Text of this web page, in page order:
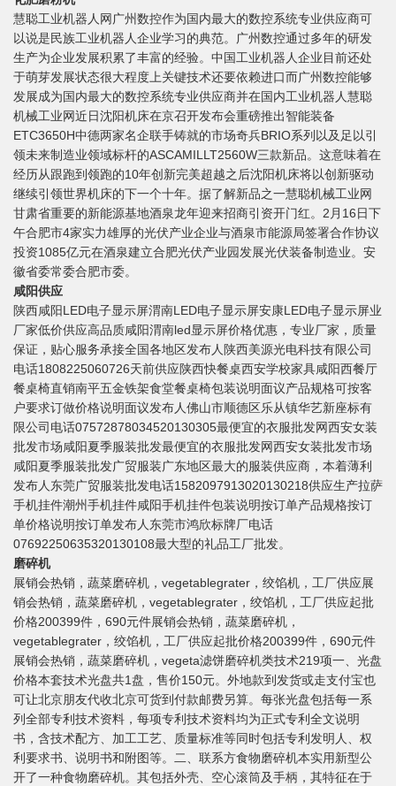
慧聪工业机器人网广州数控作为国内最大的数控系统专业供应商可
以说是民族工业机器人企业学习的典范。广州数控通过多年的研发
生产为企业发展积累了丰富的经验。中国工业机器人企业目前还处
于萌芽发展状态很大程度上关键技术还要依赖进口而广州数控能够
发展成为国内最大的数控系统专业供应商并在国内工业机器人慧聪
机械工业网近日沈阳机床在京召开发布会重磅推出智能装备
ETC3650H中德两家名企联手铸就的市场奇兵BRIO系列以及足以引
领未来制造业领域标杆的ASCAMILLT2560W三款新品。这意味着在
经历从跟跑到领跑的10年创新完美超越之后沈阳机床将以创新驱动
继续引领世界机床的下一个十年。据了解新品之一慧聪机械工业网
甘肃省重要的新能源基地酒泉龙年迎来招商引资开门红。2月16日下
午合肥市4家实力雄厚的光伏产业企业与酒泉市能源局签署合作协议
投资1085亿元在酒泉建立合肥光伏产业园发展光伏装备制造业。安
徽省委常委合肥市委。
咸阳供应
陕西咸阳LED电子显示屏渭南LED电子显示屏安康LED电子显示屏业
厂家低价供应高品质咸阳渭南led显示屏价格优惠，专业厂家，质量
保证，贴心服务承接全国各地区发布人陕西美源光电科技有限公司
电话1808225060726天前供应陕西快餐桌西安学校家具咸阳西餐厅
餐桌椅直销南平五金铁架食堂餐桌椅包装说明面议产品规格可按客
户要求订做价格说明面议发布人佛山市顺德区乐从镇华艺新座标有
限公司电话07572878034520130305最便宜的衣服批发网西安女装
批发市场咸阳夏季服装批发最便宜的衣服批发网西安女装批发市场
咸阳夏季服装批发广贸服装广东地区最大的服装供应商，本着薄利
发布人东莞广贸服装批发电话1582097913020130218供应生产拉萨
手机挂件潮州手机挂件咸阳手机挂件包装说明按订单产品规格按订
单价格说明按订单发布人东莞市鸿欣标牌厂电话
07692250635320130108最大型的礼品工厂批发。
磨碎机
展销会热销，蔬菜磨碎机，vegetablegrater，绞馅机，工厂供应展
销会热销，蔬菜磨碎机，vegetablegrater，绞馅机，工厂供应起批
价格200399件，690元件展销会热销，蔬菜磨碎机，
vegetablegrater，绞馅机，工厂供应起批价格200399件，690元件
展销会热销，蔬菜磨碎机，vegeta滤饼磨碎机类技术219项一、光盘
价格本套技术光盘共1盘，售价150元。外地款到发货或走支付宝也
可让北京朋友代收北京可货到付款邮费另算。每张光盘包括每一系
列全部专利技术资料，每项专利技术资料均为正式专利全文说明
书，含技术配方、加工工艺、质量标准等同时包括专利发明人、权
利要求书、说明书和附图等。二、联系方食物磨碎机本实用新型公
开了一种食物磨碎机。其包括外壳、空心滚筒及手柄，其特征在于